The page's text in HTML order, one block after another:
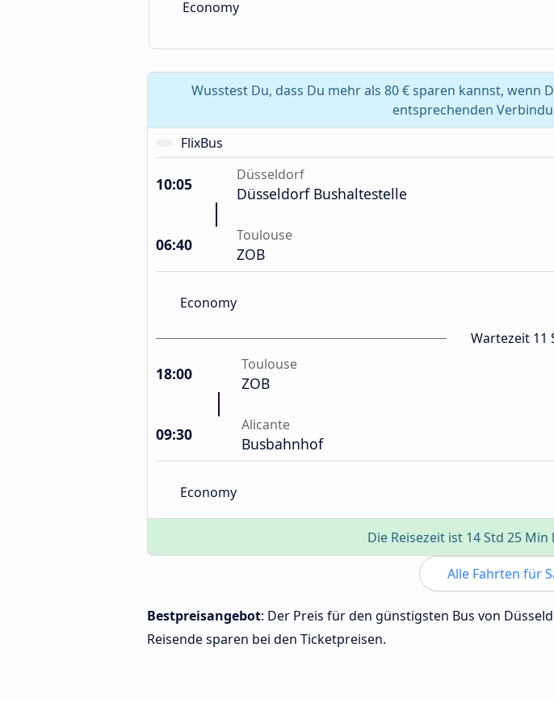
Economy
Wusstest Du, dass Du mehr als 80 € sparen kannst, wenn
entsprechenden
FlixBus
10:05 Düsseldorf
Düsseldorf Bushaltestelle
06:40 Toulouse
ZOB
Economy
Wartezeit 11
18:00 Toulouse
ZOB
09:30 Alicante
Busbahnhof
Economy
Die Reisezeit ist 14 Std 25
Alle Fahrten für
Bestpreisangebot: Der Preis für den günstigsten Bus von
Reisende sparen bei den Ticketpreisen.